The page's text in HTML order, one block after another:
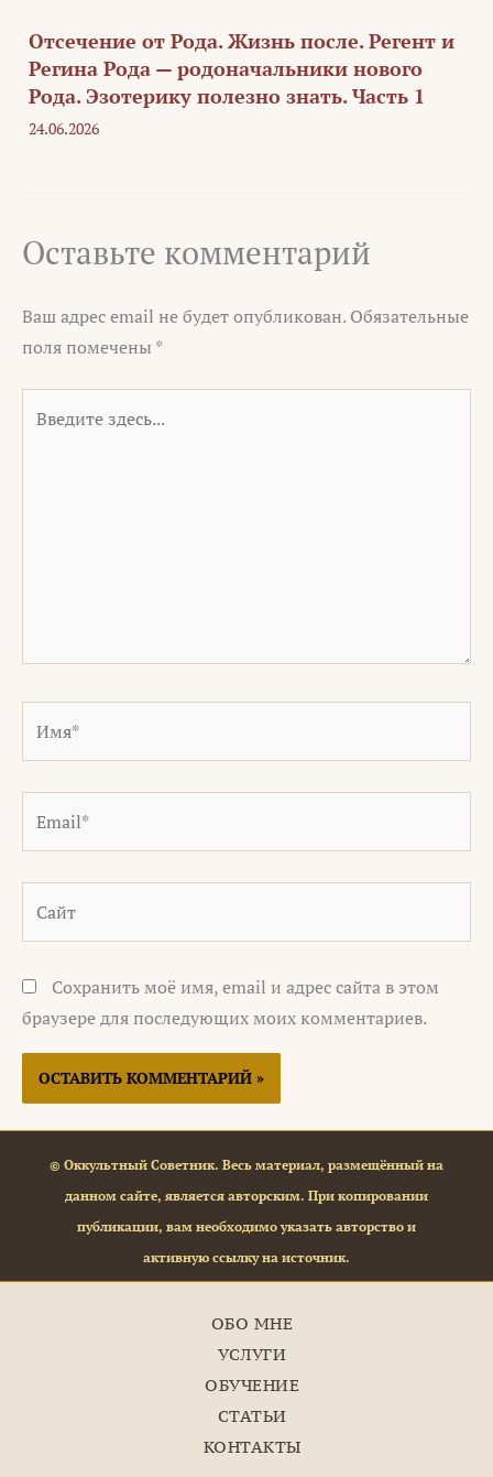
Отсечение от Рода. Жизнь после. Регент и
Регина Рода — родоначальники нового
Рода. Эзотерику полезно знать. Часть 1
24.06.2026
Оставьте комментарий
Ваш адрес email не будет опубликован. Обязательные
поля помечены *
здесь...
Сохранить моё имя, email и адрес сайта в этом
браузере для последующих моих комментариев.
© Оккультный Советник. Весь материал, размещённый на
данном сайте, является авторским. При копировании
публикации, вам необходимо указать авторство и
активную ссылку на источник.
ОБО МНЕ
УСЛУГИ
ОБУЧЕНИЕ
СТАТЬИ
КОНТАКТЫ